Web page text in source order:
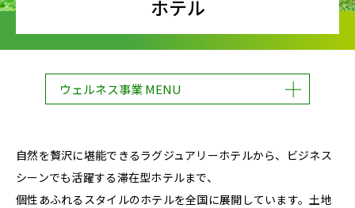
ホテル
ウェルネス事業 MENU
自然を贅沢に堪能できるラグジュアリーホテルから、ビジネス
シーンでも活躍する滞在型ホテルまで、
個性あふれるスタイルのホテルを全国に展開しています。土地